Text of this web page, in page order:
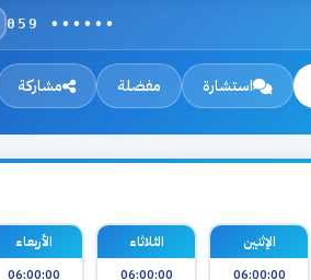
059 ••••••
استشارة مفضلة مشاركة
الإثنين
06:00:00
الثلاثاء
06:00:00
الأربعاء
06:00:00